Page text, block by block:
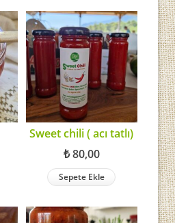
Sweet chili ( acı tatlı)
₺80,00
Sepete Ekle